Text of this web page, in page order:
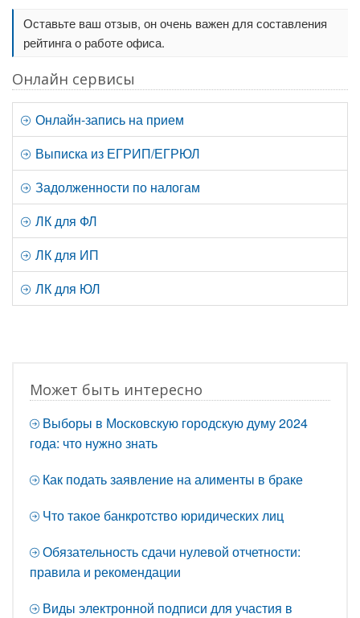
Оставьте ваш отзыв, он очень важен для составления
рейтинга о работе офиса.
Онлайн сервисы
Онлайн-запись на прием
Выписка из ЕГРИП/ЕГРЮЛ
Задолженности по налогам
ЛК для ФЛ
ЛК для ИП
ЛК для ЮЛ
Может быть интересно
Выборы в Московскую городскую думу 2024
года: что нужно знать
Как подать заявление на алименты в браке
Что такое банкротство юридических лиц
Обязательность сдачи нулевой отчетности:
правила и рекомендации
Виды электронной подписи для участия в